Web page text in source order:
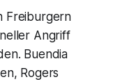
Freiburgern
Angriff
Buendia
Rogers